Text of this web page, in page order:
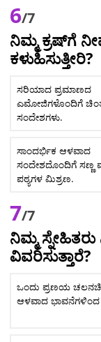
6/7
ನಿಮ್ಮ ಕ್ರಷ್‌ಗೆ
ಕಳುಹಿಸುತ್ತೀರಿ?
ಸರಿಯಾದ ಪ್ರಮಾಣದ
ಎಮೋಜಿಗಳೊಂದಿಗೆ
ಸಂದೇಶಗಳು.
ಸಾಂದರ್ಭಿಕ ಆಳವಾದ
ಸಂದೇಶದೊಂದಿಗೆ ಸಣ್ಣ
ಪಠ್ಯಗಳ ಮಿಶ್ರಣ.
7/7
ನಿಮ್ಮ
ವಿವರಿಸುತ್ತಾರೆ?
ಒಂದು ಪ್ರಣಯ
ಆಳವಾದ ಭಾವನೆಗಳಿಂದ